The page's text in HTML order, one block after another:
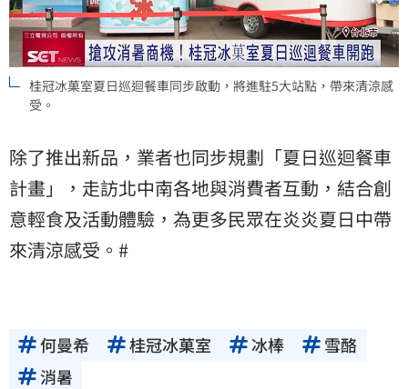
桂冠冰菓室夏日巡迴餐車同步啟動，將進駐5大站點，帶來清涼感
受。
除了推出新品，業者也同步規劃「夏日巡迴餐車
計畫」，走訪北中南各地與消費者互動，結合創
意輕食及活動體驗，為更多民眾在炎炎夏日中帶
來清涼感受。#
何曼希 桂冠冰菓室 冰棒
雪酪
消暑